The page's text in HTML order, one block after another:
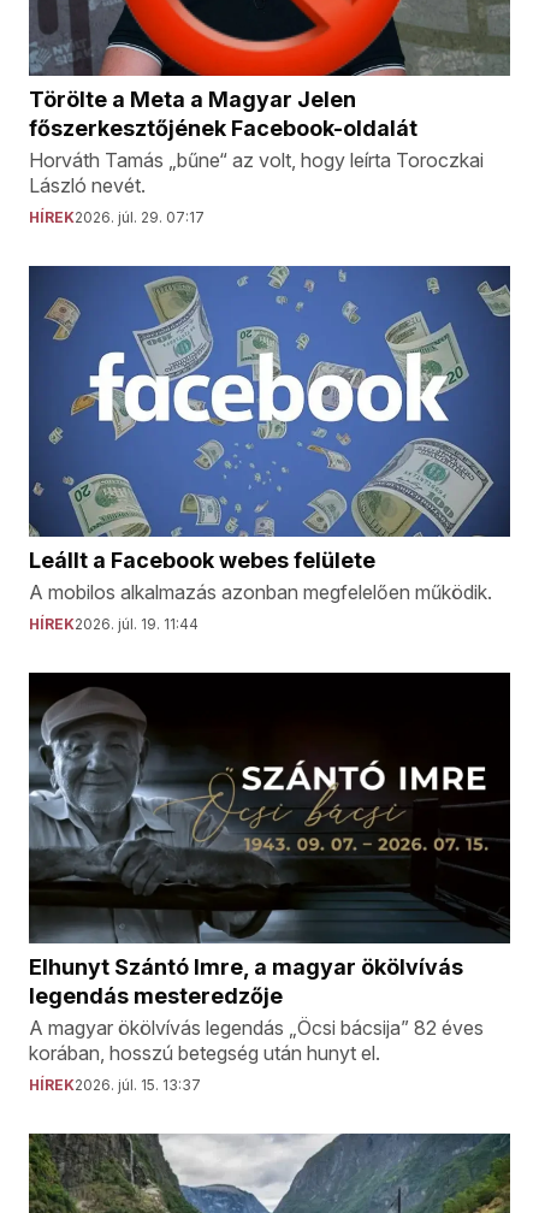
Törölte a Meta a Magyar Jelen
főszerkesztőjének Facebook-oldalát
Horváth Tamás „bűne“ az volt, hogy leírta Toroczkai
László nevét.
HÍREK2026. júl. 29. 07:17
Leállt a Facebook webes felülete
A mobilos alkalmazás azonban megfelelően működik.
HÍREK2026. júl. 19. 11:44
Elhunyt Szántó Imre, a magyar ökölvívás
legendás mesteredzője
A magyar ökölvívás legendás „Öcsi bácsija” 82 éves
korában, hosszú betegség után hunyt el.
HÍREK2026. júl. 15. 13:37